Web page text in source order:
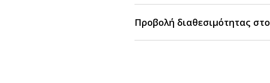
Προβολή διαθεσιμότητας